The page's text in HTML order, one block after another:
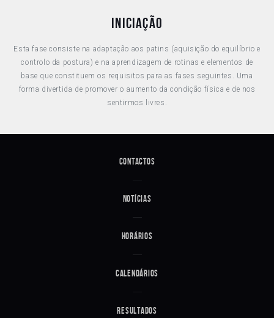
Iniciação
Esta fase consiste na adaptação aos patins (aquisição do equilíbrio e
controlo da postura) e na aprendizagem de rotinas e elementos de
base que constituem os requisitos para as fases seguintes. Uma
forma divertida de promover o aumento da condição física e de nos
sentirmos livres.
Contactos
Notícias
Horários
Calendários
Resultados